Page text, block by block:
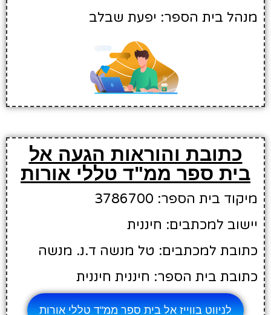
מנהל בית הספר: יפעת שבלב
כתובת והוראות הגעה אל
בית ספר ממ"ד טללי אורות
מיקוד בית הספר: 3786700
יישוב למכתבים: חיננית
כתובת למכתבים: טל מנשה ד.נ. מנשה
כתובת בית הספר: חיננית חיננית
לניווט בווייז אל בית ספר ממ"ד טללי אורות